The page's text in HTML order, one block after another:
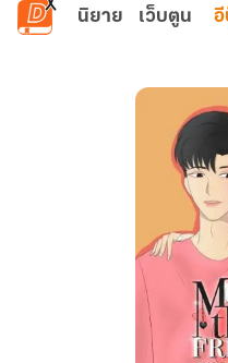
ข้ามไปยังเนื้อหาหลัก
นิยาย เว็บตูน